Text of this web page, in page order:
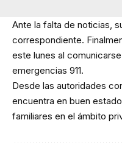
Ante la falta de noticias,
correspondiente.
este lunes al
emergencias 911.
Desde las autoridades
encuentra en buen
familiares en el ámbito